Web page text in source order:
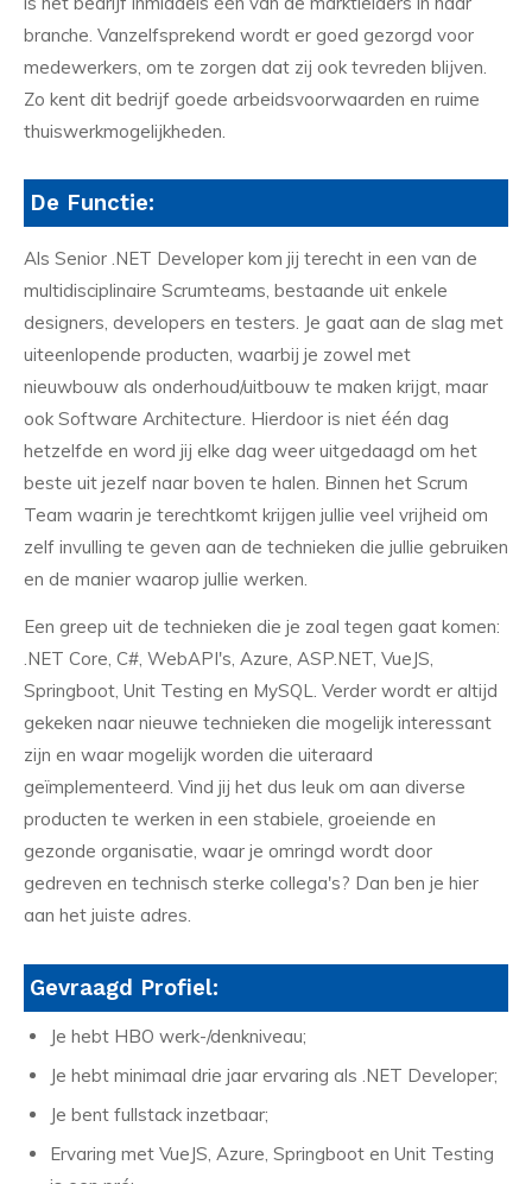
branche. Vanzelfsprekend wordt er goed gezorgd voor
medewerkers, om te zorgen dat zij ook tevreden blijven.
Zo kent dit bedrijf goede arbeidsvoorwaarden en ruime
thuiswerkmogelijkheden.
De Functie:
Als Senior .NET Developer kom jij terecht in een van de
multidisciplinaire Scrumteams, bestaande uit enkele
designers, developers en testers. Je gaat aan de slag met
uiteenlopende producten, waarbij je zowel met
nieuwbouw als onderhoud/uitbouw te maken krijgt, maar
ook Software Architecture. Hierdoor is niet één dag
hetzelfde en word jij elke dag weer uitgedaagd om het
beste uit jezelf naar boven te halen. Binnen het Scrum
Team waarin je terechtkomt krijgen jullie veel vrijheid om
zelf invulling te geven aan de technieken die jullie gebruiken
en de manier waarop jullie werken.
Een greep uit de technieken die je zoal tegen gaat komen:
.NET Core, C#, WebAPI's, Azure, ASP.NET, VueJS,
Springboot, Unit Testing en MySQL. Verder wordt er altijd
gekeken naar nieuwe technieken die mogelijk interessant
zijn en waar mogelijk worden die uiteraard
geïmplementeerd. Vind jij het dus leuk om aan diverse
producten te werken in een stabiele, groeiende en
gezonde organisatie, waar je omringd wordt door
gedreven en technisch sterke collega's? Dan ben je hier
aan het juiste adres.
Gevraagd Profiel:
Je hebt HBO werk-/denkniveau;
Je hebt minimaal drie jaar ervaring als .NET Developer;
Je bent fullstack inzetbaar;
Ervaring met VueJS, Azure, Springboot en Unit Testing